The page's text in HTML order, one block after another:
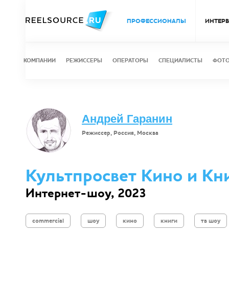
ПРОФЕССИОНАЛЫ
КОМПАНИИ РЕЖИССЕРЫ ОПЕРАТОРЫ СПЕЦИАЛИСТЫ
Андрей Гаранин
Режиссер, Россия, Москва
Культпросвет Кино и
Интернет-шоу, 2023
commercial шоу кино книги тв шоу